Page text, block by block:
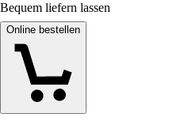
Bequem liefern lassen
Online bestellen